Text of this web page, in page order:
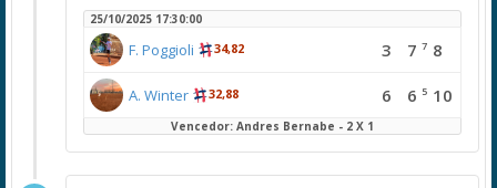
25/10/2025 17:30:00
F. Poggioli 34,82 3 7 7 8
A. Winter 32,88 6 6 5 10
Vencedor: Andres Bernabe - 2 X 1